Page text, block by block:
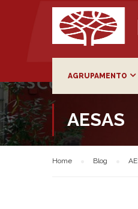
AGRUPAMENTO
AESAS
Home Blog